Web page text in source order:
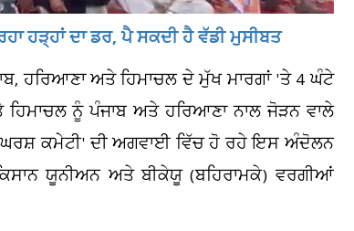
ਹੜ੍ਹਾਂ ਦਾ ਡਰ, ਪੈ ਸਕਦੀ ਹੈ ਵੱਡੀ ਮੁਸੀਬਤ
ਹਰਿਆਣਾ ਅਤੇ ਹਿਮਾਚਲ ਦੇ ਮੁੱਖ ਮਾਰਗਾਂ 'ਤੇ 4 ਘੰਟੇ
ਨੂੰ ਪੰਜਾਬ ਅਤੇ ਹਰਿਆਣਾ ਨਾਲ ਜੋੜਨ ਵਾਲੇ
ਕਮੇਟੀ' ਦੀ ਅਗਵਾਈ ਵਿੱਚ ਹੋ ਰਹੇ ਇਸ ਅੰਦੋਲਨ
ਯੂਨੀਅਨ ਅਤੇ ਬੀਕੇਯੂ (ਬਹਿਰਾਮਕੇ) ਵਰਗੀਆਂ